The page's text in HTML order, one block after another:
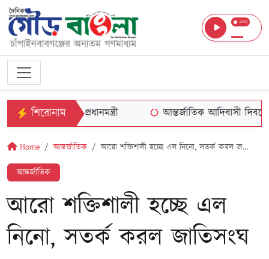
LIVE
শিরোনাম
সতর্ক থাকুন : প্রধানমন্ত্রী আন্তর্জাতিক আদিবাসী দিবসে
Home আন্তর্জাতিক আরো শক্তিশালী হচ্ছে এল নিনো, সতর্ক করল জ...
আন্তর্জাতিক
আরো শক্তিশালী হচ্ছে এল
নিনো, সতর্ক করল জাতিসংঘ